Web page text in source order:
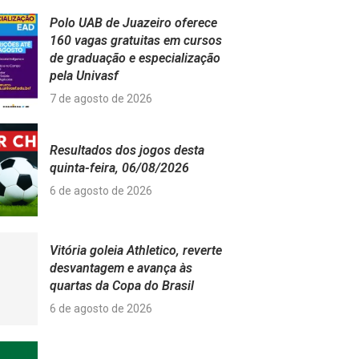
Polo UAB de Juazeiro oferece
160 vagas gratuitas em cursos
de graduação e especialização
pela Univasf
7 de agosto de 2026
Resultados dos jogos desta
quinta-feira, 06/08/2026
6 de agosto de 2026
Vitória goleia Athletico, reverte
desvantagem e avança às
quartas da Copa do Brasil
6 de agosto de 2026